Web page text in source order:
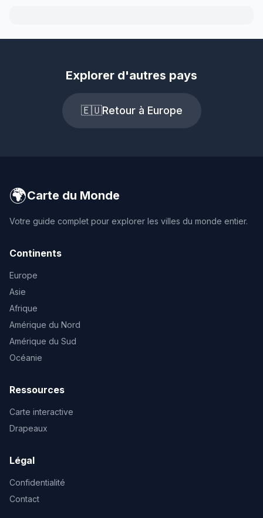
Explorer d'autres pays
🇪🇺Retour à Europe
🌍Carte du Monde
Votre guide complet pour explorer les villes du monde entier.
Continents
Europe
Asie
Afrique
Amérique du Nord
Amérique du Sud
Océanie
Ressources
Carte interactive
Drapeaux
Légal
Confidentialité
Contact